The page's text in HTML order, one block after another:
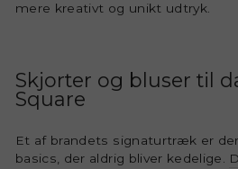
mere kreativt og unikt udtryk.
Skjorter og bluser til
Square
Et af brandets signaturtræk er
basics, der aldrig bliver kedelige.